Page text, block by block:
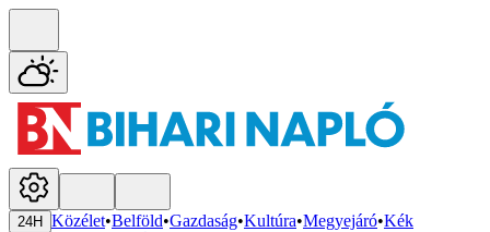
24H Közélet•Belföld•Gazdaság•Kultúra•Megyejáró•Kék